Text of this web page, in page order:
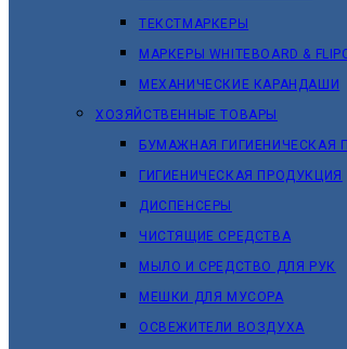
ТЕКСТМАРКЕРЫ
МАРКЕРЫ WHITEBOARD &
МЕХАНИЧЕСКИЕ КАРАНДАШИ
ХОЗЯЙСТВЕННЫЕ ТОВАРЫ
БУМАЖНАЯ ГИГИЕНИЧЕСКАЯ
ГИГИЕНИЧЕСКАЯ ПРОДУКЦИЯ
ДИСПЕНСЕРЫ
ЧИСТЯЩИЕ СРЕДСТВА
МЫЛО И СРЕДСТВО ДЛЯ РУК
МЕШКИ ДЛЯ МУСОРА
ОСВЕЖИТЕЛИ ВОЗДУХА